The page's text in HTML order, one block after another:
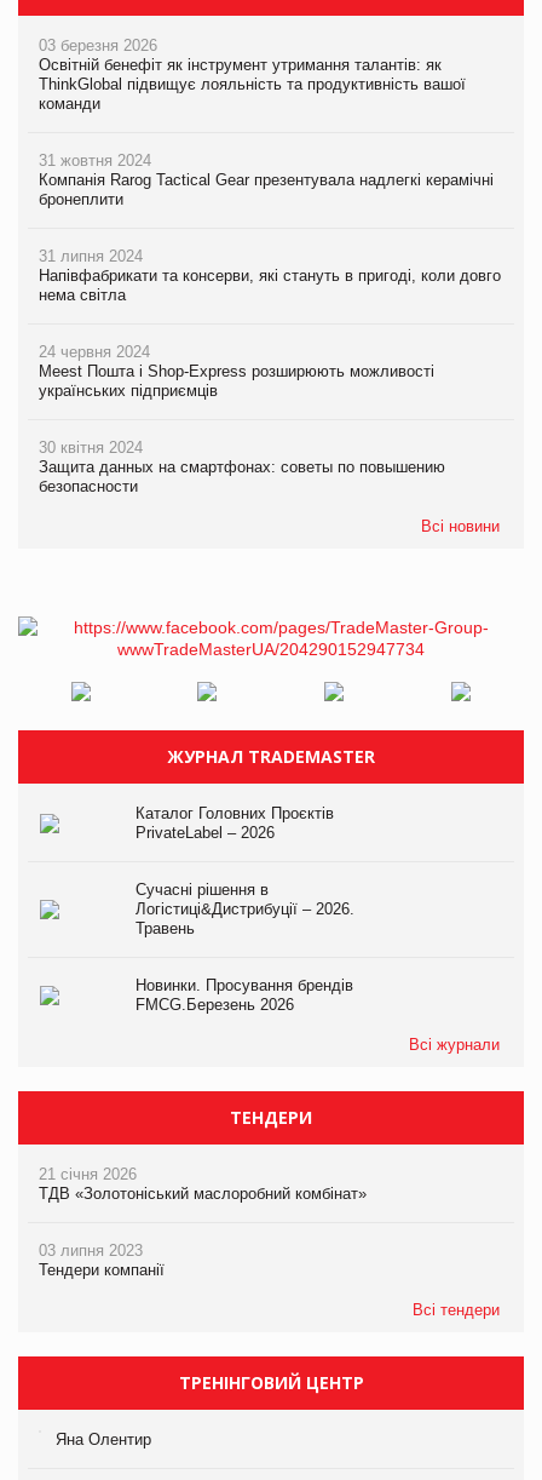
03 березня 2026
Освітній бенефіт як інструмент утримання талантів: як
ThinkGlobal підвищує лояльність та продуктивність вашої
команди
31 жовтня 2024
Компанія Rarog Tactical Gear презентувала надлегкі керамічні
бронеплити
31 липня 2024
Напівфабрикати та консерви, які стануть в пригоді, коли довго
нема світла
24 червня 2024
Meest Пошта і Shop-Express розширюють можливості
українських підприємців
30 квітня 2024
Защита данных на смартфонах: советы по повышению
безопасности
Всі новини
ЖУРНАЛ TRADEMASTER
Каталог Головних Проєктів
PrivateLabel – 2026
Сучасні рішення в
Логістиці&Дистрибуції – 2026.
Травень
Новинки. Просування брендів
FMCG.Березень 2026
Всі журнали
ТЕНДЕРИ
21 січня 2026
ТДВ «Золотоніський маслоробний комбінат»
03 липня 2023
Тендери компанії
Всі тендери
ТРЕНІНГОВИЙ ЦЕНТР
Яна Олентир